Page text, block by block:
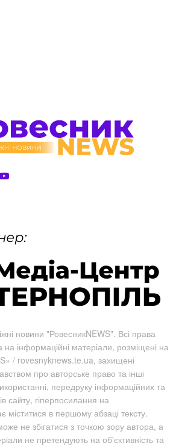
новини "РовесникNEWS". Всі права
інформаційні матеріали, розміщені на
/ rovesnyknews.te.ua, захищені
про авторське право та інші
передруку інформаційних та
сайту, гіперпосилання на
міститися в першому абзаці тексту.
не збігатися з точкою зору автора, а
не претендують на об'єктивність та